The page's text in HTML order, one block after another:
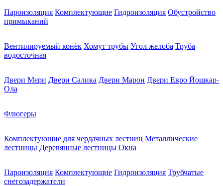
Пароизоляция Комплектующие Гидроизоляция Обустройство
примыканий
Вентилируемый конёк Хомут трубы Угол желоба Труба
водосточная
Двери Мери Двери Салика Двери Марон Двери Евро Йошкар-
Ола
Флюгеры
Комплектующие для чердачных лестниц Металлические
лестницы Деревянные лестницы Окна
Пароизоляция Комплектующие Гидроизоляция Трубчатые
снегозадержатели